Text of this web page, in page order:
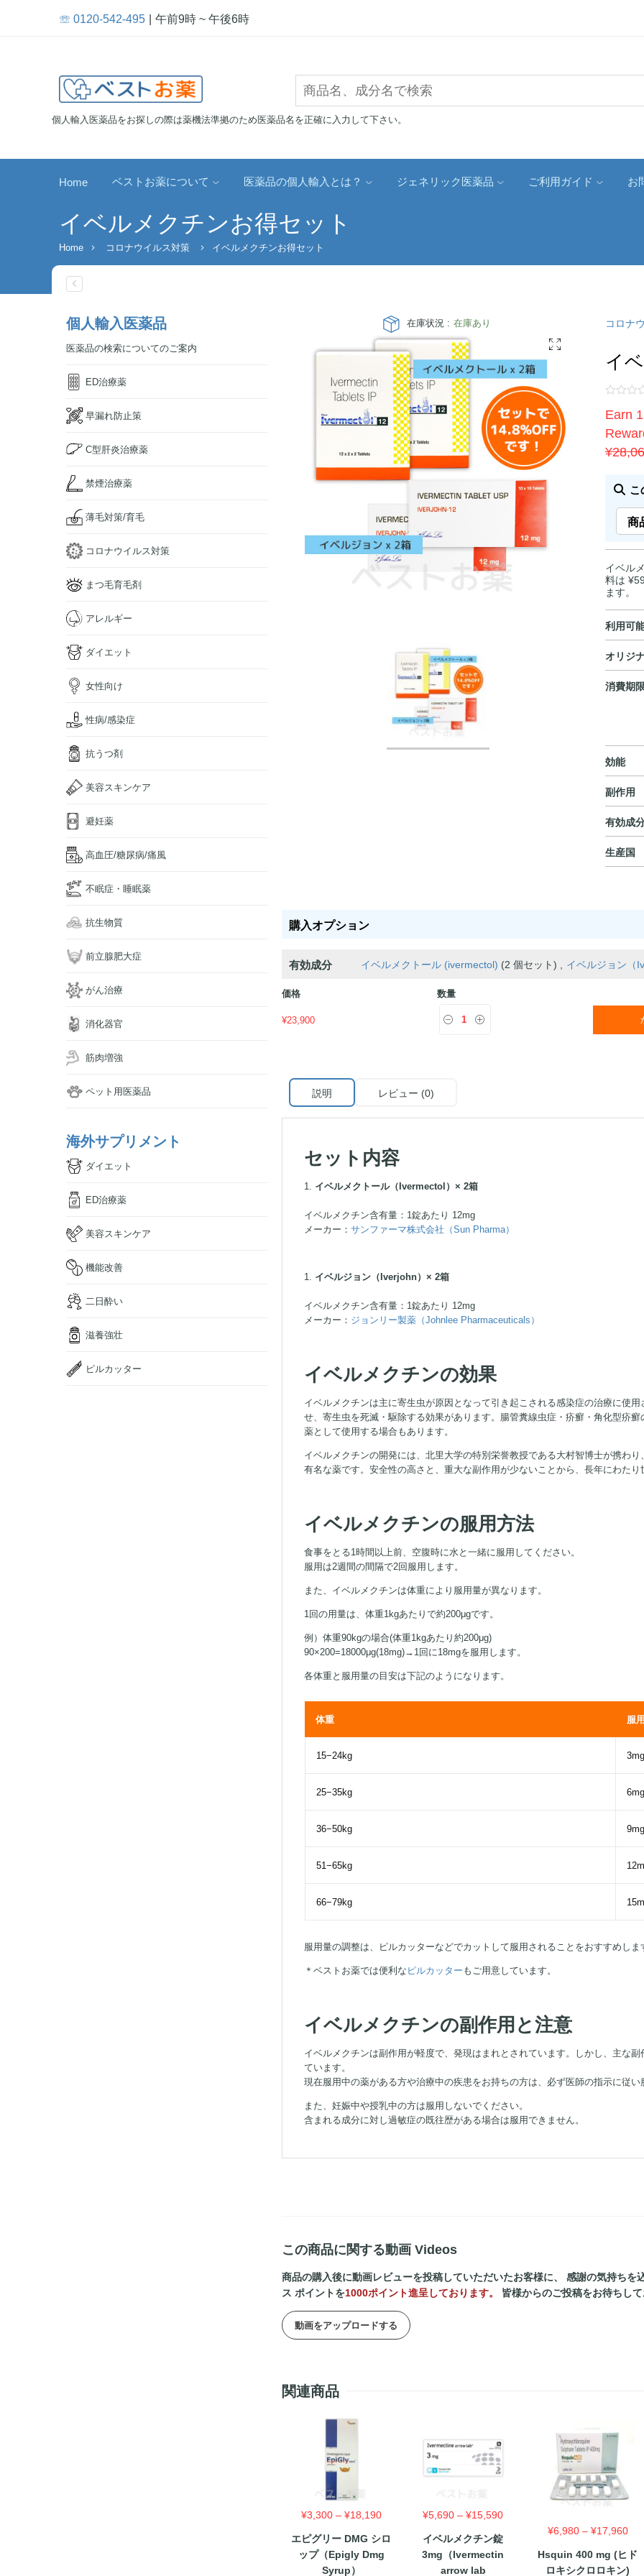
☏ 0120-542-495 午前9時 ~ 午後6時
個人輸入医薬品をお探しの際は薬機法準拠のため医薬品名を正確に入力して下さい。
Home ベストお薬について 医薬品の個人輸入とは？ ジェネリック医薬品 ご利用ガイド お
イベルメクチンお得セット
Home コロナウイルス対策 イベルメクチンお得セット
在庫状況 : 在庫あり コロナ
イ
Earn
¥
こ
商
イベル
料は
ます。
利用可
オリジ
消費期
効能
副作用
有効成
生産国
購入オプション
有効成分 イベルメクトール (ivermectol) (2 個セット) , イベルジョン（
価格
数量
¥23,900
説明 レビュー (0)
セット内容
イベルメクトール（Ivermectol）× 2箱
イベルメクチン含有量：1錠あたり 12mg
メーカー： サンファーマ株式会社（Sun Pharma）
イベルジョン（Iverjohn）× 2箱
イベルメクチン含有量：1錠あたり 12mg
メーカー： ジョンリー製薬（Johnlee Pharmaceuticals）
イベルメクチンの効果
イベルメクチンは主に寄生虫が原因となって引き起こされる感染症の治療に使
せ、寄生虫を死滅・駆除する効果があります。腸管糞線虫症・疥癬・角化型疥
薬として使用する場合もあります。
イベルメクチンの開発には、北里大学の特別栄誉教授である大村智博士が携わ
有名な薬です。安全性の高さと、重大な副作用が少ないことから、長年にわたり
イベルメクチンの服用方法
食事をとる1時間以上前、空腹時に水と一緒に服用してください。
服用は2週間の間隔で2回服用します。
また、イベルメクチンは体重により服用量が異なります。
1回の用量は、体重1kgあたりで約200μgです。
例）体重90kgの場合(体重1kgあたり約200μg)
90×200=18000μg(18mg)→1回に18mgを服用します。
各体重と服用量の目安は下記のようになります。
体重 服
15−24kg 3mg
25−35kg 6mg
36−50kg 9mg
51−65kg
66−79kg
服用量の調整は、ピルカッターなどでカットして服用されることをおすすめしま
＊ベストお薬では便利なピルカッターもご用意しています。
イベルメクチンの副作用と注意
イベルメクチンは副作用が軽度で、発現はまれとされています。しかし、主な
ています。
現在服用中の薬がある方や治療中の疾患をお持ちの方は、必ず医師の指示に従い
また、妊娠中や授乳中の方は服用しないでください。
含まれる成分に対し過敏症の既往歴がある場合は服用できません。
この商品に関する動画 Videos
商品の購入後に動画レビューを投稿していただいたお客様に、 感謝の気持ち
ス ポイントを1000ポイント進呈しております。 皆様からのご投稿をお待ちして
動画をアップロードする
関連商品
¥3,300 –¥18,190価
帯:
¥3,300
エピグリー DMG シロ
ップ（Epigly Dmg
Syrup）
¥5,690 –¥15,590価
帯:
¥5,690
イベルメクチン錠
3mg（Ivermectin
arrow lab
¥6,980–¥17,960価
帯:
Hsquin 400 mg (ヒド
ロキシクロロキン)
個人輸入医薬品
医薬品の検索についてのご案内
ED治療薬
早漏れ防止策
C型肝炎治療薬
禁煙治療薬
薄毛対策/育毛
コロナウイルス対策
まつ毛育毛剤
アレルギー
ダイエット
女性向け
性病/感染症
抗うつ剤
美容スキンケア
避妊薬
高血圧/糖尿病/痛風
不眠症・睡眠薬
抗生物質
前立腺肥大症
がん治療
消化器官
筋肉増強
ペット用医薬品
海外サプリメント
ダイエット
ED治療薬
美容スキンケア
機能改善
二日酔い
滋養強壮
ピルカッター